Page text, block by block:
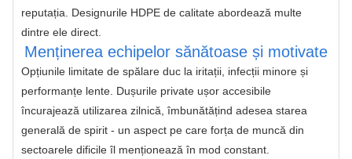
reputația. Designurile HDPE de calitate abordează multe
dintre ele direct.
Menținerea echipelor sănătoase și motivate
Opțiunile limitate de spălare duc la iritații, infecții minore și
performanțe lente. Dușurile private ușor accesibile
încurajează utilizarea zilnică, îmbunătățind adesea starea
generală de spirit - un aspect pe care forța de muncă din
sectoarele dificile îl menționează în mod constant.